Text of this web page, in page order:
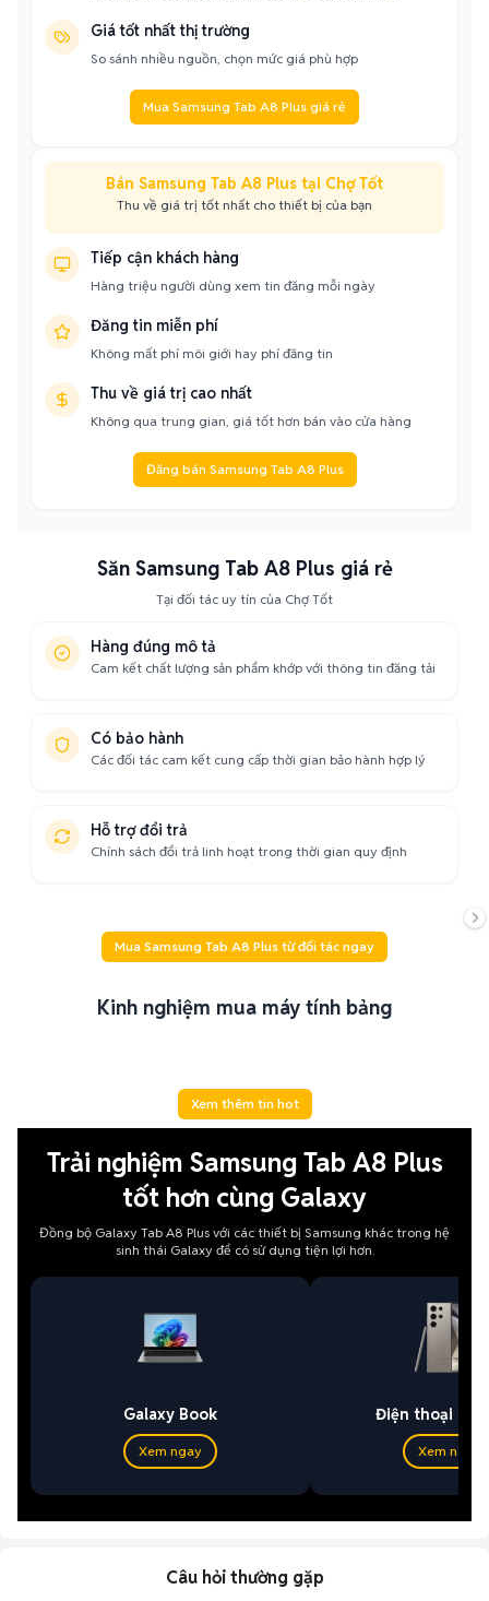
Giá tốt nhất thị trường
So sánh nhiều nguồn, chọn mức giá phù hợp
Mua Samsung Tab A8 Plus giá rẻ
Bán Samsung Tab A8 Plus tại Chợ Tốt
Thu về giá trị tốt nhất cho thiết bị của bạn
Tiếp cận khách hàng
Hàng triệu người dùng xem tin đăng mỗi ngày
Đăng tin miễn phí
Không mất phí môi giới hay phí đăng tin
Thu về giá trị cao nhất
Không qua trung gian, giá tốt hơn bán vào cửa hàng
Đăng bán Samsung Tab A8 Plus
Săn Samsung Tab A8 Plus giá rẻ
Tại đối tác uy tín của Chợ Tốt
Hàng đúng mô tả
Cam kết chất lượng sản phẩm khớp với thông tin đăng tải
Có bảo hành
Các đối tác cam kết cung cấp thời gian bảo hành hợp lý
Hỗ trợ đổi trả
Chính sách đổi trả linh hoạt trong thời gian quy định
Mua Samsung Tab A8 Plus từ đối tác ngay
Kinh nghiệm mua máy tính bảng
Xem thêm tin hot
Trải nghiệm Samsung Tab A8 Plus
tốt hơn cùng Galaxy
Đồng bộ Galaxy Tab A8 Plus với các thiết bị Samsung khác trong hệ
sinh thái Galaxy để có sử dụng tiện lợi hơn.
Galaxy Book
Xem ngay
Điện thoại
Xem ngay
Câu hỏi thường gặp